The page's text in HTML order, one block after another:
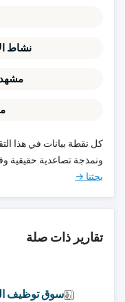
نشاط
مشهد
كل نقطة بيانات في هذا
ونمذجة تصاعدية
بحثنا →
تقارير ذات صلة
سوق توظيف